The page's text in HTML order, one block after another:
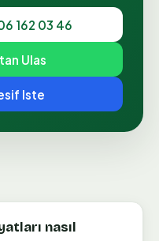
162 03 46
Ulas
Iste
nasıl